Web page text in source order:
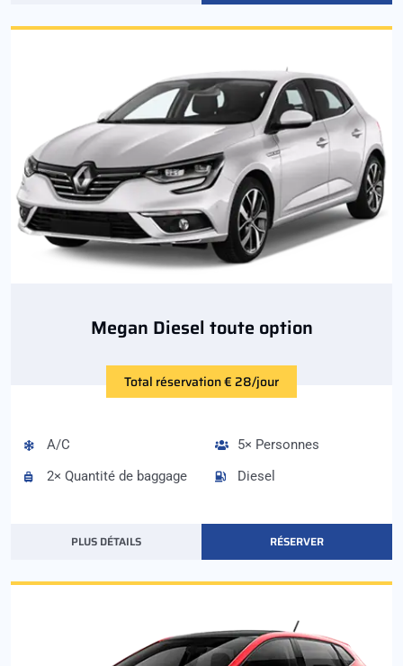
Megan Diesel toute option
Total réservation € 28/jour
A/C
2× Quantité de baggage
5× Personnes
Diesel
PLUS DÉTAILS RÉSERVER